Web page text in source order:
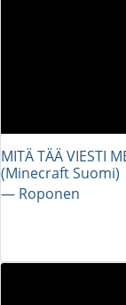
MITÄ TÄÄ VIESTI
(Minecraft Suomi)
― Roponen